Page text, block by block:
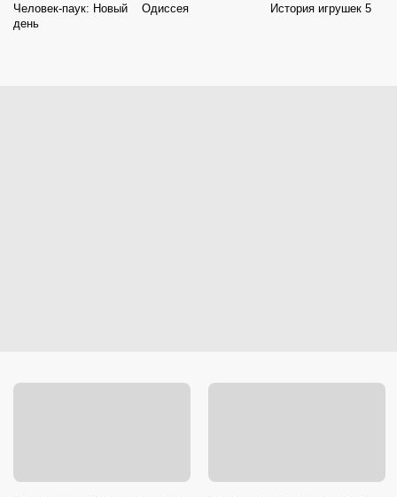
Человек-паук: Новый
день
Одиссея История игрушек 5